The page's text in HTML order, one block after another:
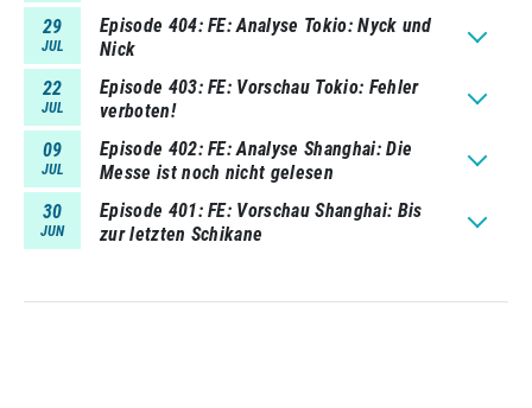
29
JUL
Episode 404 FE: Analyse Tokio: Nyck und
Nick
22
JUL
Episode 403 FE: Vorschau Tokio: Fehler
verboten!
09
JUL
Episode 402 FE: Analyse Shanghai: Die
Messe ist noch nicht gelesen
30
JUN
Episode 401 FE: Vorschau Shanghai: Bis
zur letzten Schikane